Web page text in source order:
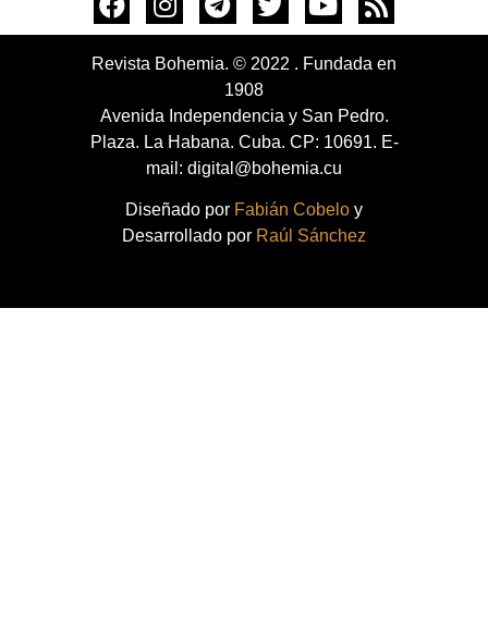
Revista Bohemia. © 2022 . Fundada en
1908
Avenida Independencia y San Pedro.
Plaza. La Habana. Cuba. CP: 10691. E-
mail: digital@bohemia.cu
Diseñado por Fabián Cobelo y
Desarrollado por Raúl Sánchez